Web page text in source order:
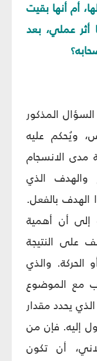
أم أنها بقيت
أثر عملي، بعد
المذكور
ويُحكم عليه
مدى الانسجام
والهدف الذي
الهدف بالفعل.
إلى أن أهمية
على النتيجة
الحركة. والذي
مع الموضوع
يحدد مقدار
إليه. فإن من
أن تكون